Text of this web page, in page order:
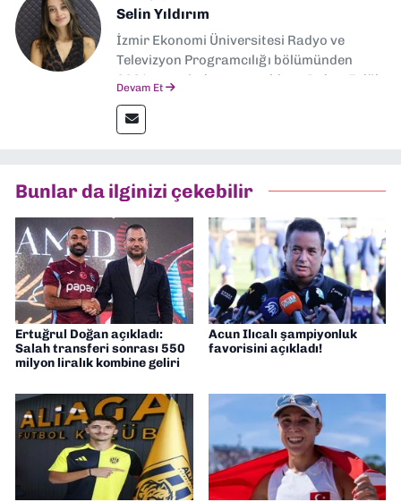
Selin Yıldırım
İzmir Ekonomi Üniversitesi Radyo ve
Televizyon Programcılığı bölümünden
2024 senesinde mezun oldum. Dokuz Eylül
editörlük görevini de üstleniyorum.
Devam Et
Bunlar da ilginizi çekebilir
Ertuğrul Doğan açıkladı:
Salah transferi sonrası 550
milyon liralık kombine geliri
Acun Ilıcalı şampiyonluk
favorisini açıkladı!